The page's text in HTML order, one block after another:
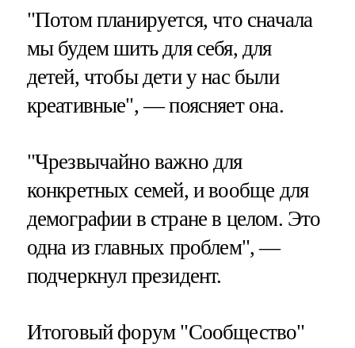
"Потом планируется, что сначала
мы будем шить для себя, для
детей, чтобы дети у нас были
креативные", — поясняет она.
"Чрезвычайно важно для
конкретных семей, и вообще для
демографии в стране в целом. Это
одна из главных проблем", —
подчеркнул президент.
Итоговый форум "Сообщество"